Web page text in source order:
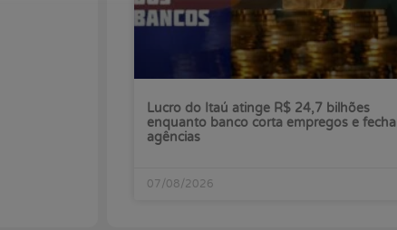
Lucro do Itaú atinge R$ 24,7 bilhões
enquanto banco corta empregos e fecha
agências
07/08/2026